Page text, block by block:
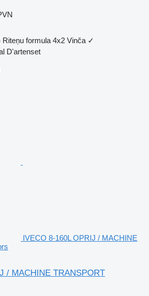
Riteņu formula 4x2 Vinča ✓
D'artenset
IVECO 8-160L OPRIJ / MACHINE
/ MACHINE TRANSPORT